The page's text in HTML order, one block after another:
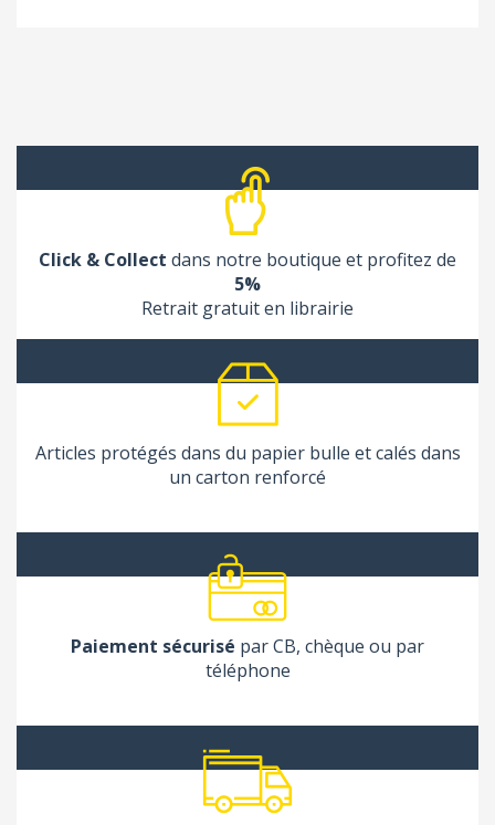
Click & Collect dans notre boutique et profitez de
5%
Retrait gratuit en librairie
Articles protégés dans du papier bulle et calés dans
un carton renforcé
Paiement sécurisé par CB, chèque ou par
téléphone